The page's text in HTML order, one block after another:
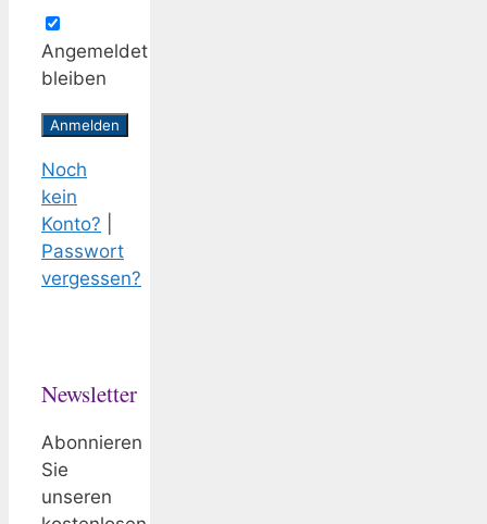
Angemeldet
bleiben
Noch
kein
Konto?
Passwort
vergessen?
Newsletter
Abonnieren
Sie
unseren